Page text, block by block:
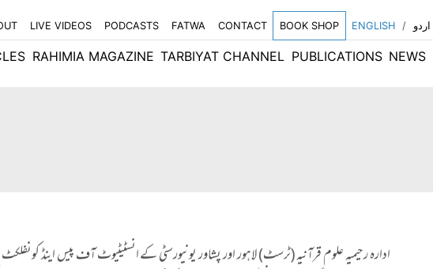
LIVE VIDEOS PODCASTS FATWA CONTACT BOOK SHOP ENGLISH / اردو
RAHIMIA MAGAZINE TARBIYAT CHANNEL PUBLICATIONS NEWS